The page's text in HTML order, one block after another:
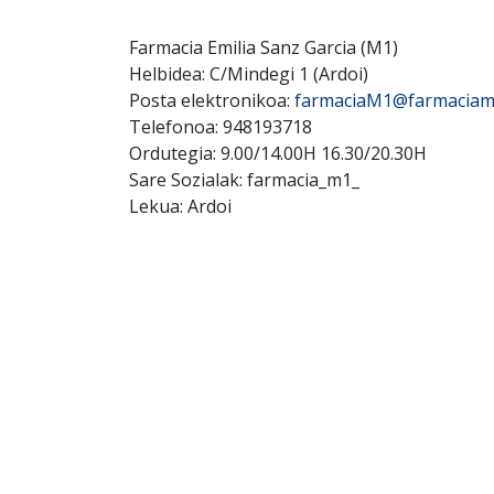
Farmacia Emilia Sanz Garcia (M1)
Helbidea: C/Mindegi 1 (Ardoi)
Posta elektronikoa:
Telefonoa: 948193718
Ordutegia: 9.00/14.00H 16.30/20.30H
Sare Sozialak: farmacia_m1_
Lekua: Ardoi